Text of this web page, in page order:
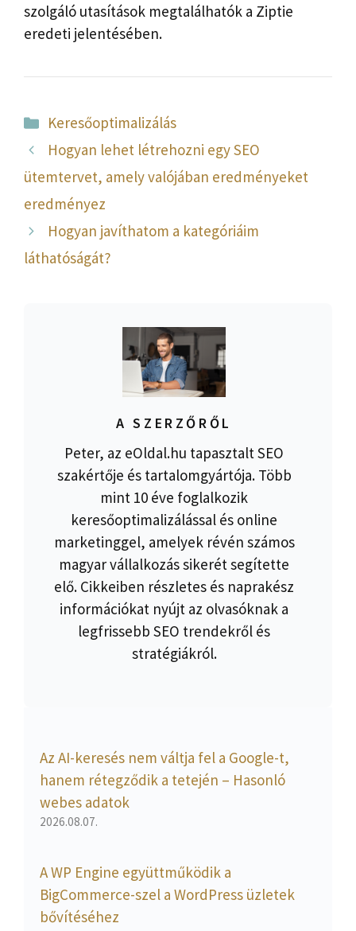
szolgáló utasítások megtalálhatók a Ziptie
eredeti jelentésében.
Kategória
Keresőoptimalizálás
Hogyan lehet létrehozni egy SEO
ütemtervet, amely valójában eredményeket
eredményez
Hogyan javíthatom a kategóriáim
láthatóságát?
A SZERZŐRŐL
Peter, az eOldal.hu tapasztalt SEO
szakértője és tartalomgyártója. Több
mint 10 éve foglalkozik
keresőoptimalizálással és online
marketinggel, amelyek révén számos
magyar vállalkozás sikerét segítette
elő. Cikkeiben részletes és naprakész
információkat nyújt az olvasóknak a
legfrissebb SEO trendekről és
stratégiákról.
Az AI-keresés nem váltja fel a Google-t,
hanem rétegződik a tetején – Hasonló
webes adatok
2026.08.07.
A WP Engine együttműködik a
BigCommerce-szel a WordPress üzletek
bővítéséhez